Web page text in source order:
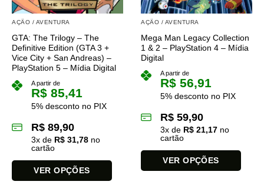
escolhidas
do
produto
AÇÃO / AVENTURA
GTA: The Trilogy – The
Definitive Edition (GTA 3 +
Vice City + San Andreas) –
PlayStation 5 – Mídia Digital
A partir de
R$ 85,41
5% desconto no PIX
R$ 89,90
3x de R$ 31,78 no
cartão
VER OPÇÕES
AÇÃO / AVENTURA
Mega Man Legacy Collection
1 & 2 – PlayStation 4 – Mídia
Digital
A partir de
R$ 56,91
5% desconto no PIX
R$ 59,90
3x de R$ 21,17 no
cartão
VER OPÇÕES